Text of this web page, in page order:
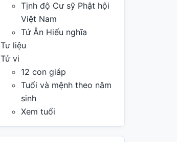
Tịnh độ Cư sỹ Phật hội
Việt Nam
Tứ Ân Hiếu nghĩa
Tư liệu
Tử vi
12 con giáp
Tuổi và mệnh theo năm
sinh
Xem tuổi